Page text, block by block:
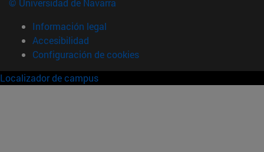
Información legal
Accesibilidad
Configuración de cookies
Localizador de campus